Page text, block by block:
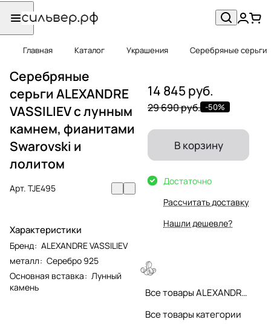
Главная Каталог Украшения Серебряные серьги
Серебряные
серьги ALEXANDRE
VASSILIEV с лунным
камнем, фианитами
Swarovski и
лолитом
Арт. TJE495
Характеристики
Бренд: ALEXANDRE VASSILIEV
металл: Серебро 925
Основная вставка: Лунный
камень
14 845 руб.
29 690 руб. -50%
В корзину
Достаточно
Рассчитать доставку
Нашли дешевле?
Все товары ALEXANDRE VASSILIEV
Все товары категории